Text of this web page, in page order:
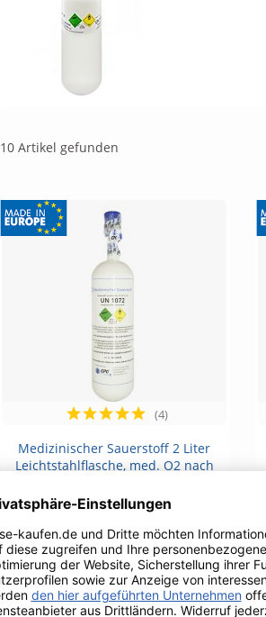
10 Artikel gefunden
Vorschau
Medizinischer Sauerstoff 2 Liter
Leichtstahlflasche, med. O2 nach
137,99 €
(4)